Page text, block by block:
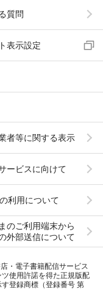
質問
表示設定
者等に関する表示
ービスに向けて
利用について
のご利用端末から
外部送信について
・電子書籍配信サービス
使用許諾を得た正規版配
登録商標（登録番号 第